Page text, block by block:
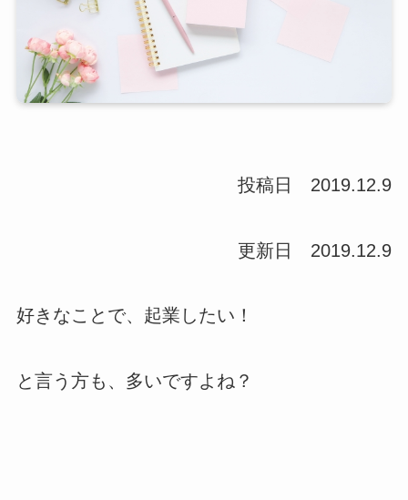
投稿日 2019.12.9
更新日 2019.12.9
好きなことで、起業したい！
と言う方も、多いですよね？